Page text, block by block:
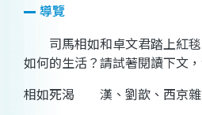
導覽
司馬相如和卓文君踏上紅毯
如何的生活？請試著閱讀下文
相如死渴 漢、劉歆、西京